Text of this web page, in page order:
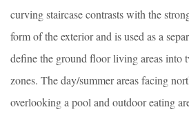
curving staircase contrasts with the
form of the exterior and is used as a
define the ground floor living areas into
zones. The day/summer areas facing
overlooking a pool and outdoor eating